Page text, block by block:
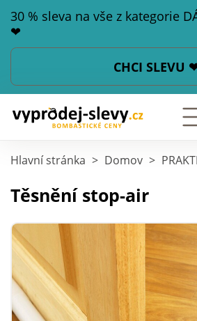
30 % sleva na vše z kategorie
❤
CHCI SLEVU
Hlavní stránka > Domov >
Těsnění stop-air